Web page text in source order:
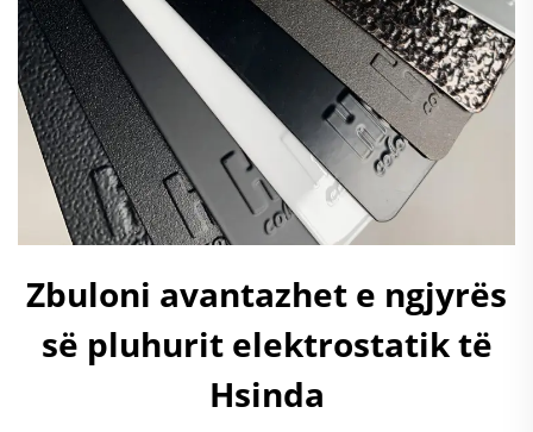
Zbuloni avantazhet e ngjyrës
së pluhurit elektrostatik të
Hsinda